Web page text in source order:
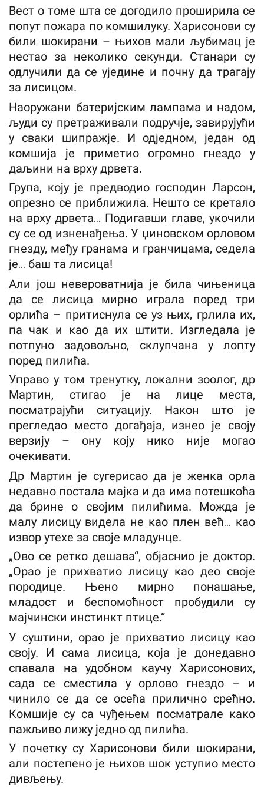
Вест о томе шта се догодило проширила се
попут пожара по комшилуку. Харисонови су
били шокирани – њихов мали љубимац је
нестао за неколико секунди. Станари су
одлучили да се уједине и почну да трагају
за лисицом.
Наоружани батеријским лампама и надом,
људи су претраживали подручје, завирујући
у сваки шипражје. И одједном, један од
комшија је приметио огромно гнездо у
даљини на врху дрвета.
Група, коју је предводио господин Ларсон,
опрезно се приближила. Нешто се кретало
на врху дрвета… Подигавши главе, укочили
су се од изненађења. У џиновском орловом
гнезду, међу гранама и гранчицама, седела
је… баш та лисица!
Али још невероватнија је била чињеница
да се лисица мирно играла поред три
орлића – притиснула се уз њих, грлила их,
па чак и као да их штити. Изгледала је
потпуно задовољно, склупчана у лопту
поред пилића.
Управо у том тренутку, локални зоолог, др
Мартин, стигао је на лице места,
посматрајући ситуацију. Након што је
прегледао место догађаја, изнео је своју
верзију – ону коју нико није могао
очекивати.
Др Мартин је сугерисао да је женка орла
недавно постала мајка и да има потешкоћа
да брине о својим пилићима. Можда је
малу лисицу видела не као плен већ… као
извор утехе за своје младунце.
„Ово се ретко дешава“, објаснио је доктор.
„Орао је прихватио лисицу као део своје
породице. Њено мирно понашање,
младост и беспомоћност пробудили су
мајчински инстинкт птице.“
У суштини, орао је прихватио лисицу као
своју. И сама лисица, која је донедавно
спавала на удобном каучу Харисонових,
сада се сместила у орлово гнездо – и
чинило се да се осећа прилично срећно.
Комшије су са чуђењем посматрале како
пажљиво лижу једно од пилића.
У почетку су Харисонови били шокирани,
али постепено је њихов шок уступио место
дивљењу.